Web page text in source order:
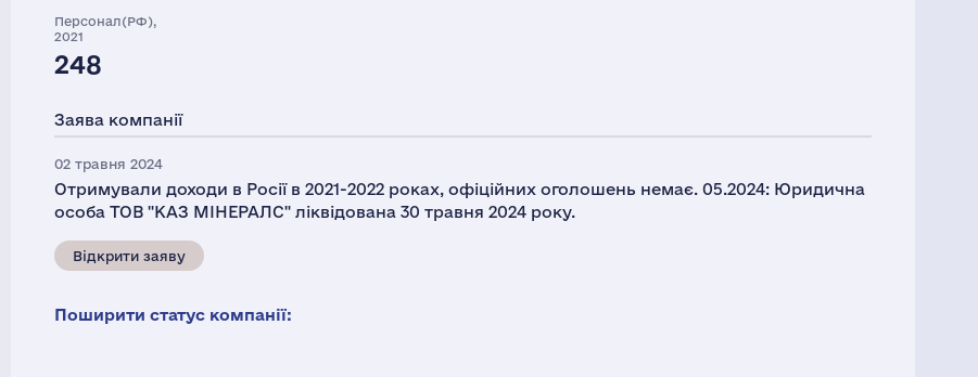
Персонал(РФ),
2021
248
Заява компанії
02 травня 2024
Отримували доходи в Росії в 2021-2022 роках, офіційних оголошень немає. 05.2024: Юридична
особа ТОВ "КАЗ МІНЕРАЛС" ліквідована 30 травня 2024 року.
Відкрити заяву
Поширити статус компанії: